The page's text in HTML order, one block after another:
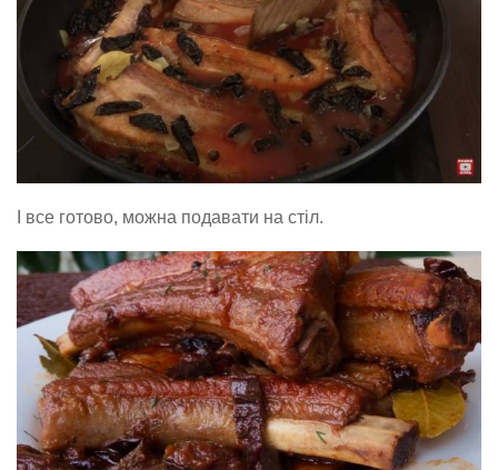
І все готово, можна подавати на стіл.